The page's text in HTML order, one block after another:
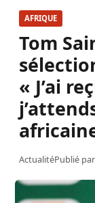
AFRIQUE
Tom
« J’ai
ActualitéPublié par